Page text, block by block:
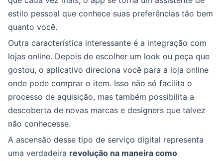
estilo pessoal que conhece suas preferências tão bem
quanto você.
Outra característica interessante é a integração com
lojas online. Depois de escolher um look ou peça que
gostou, o aplicativo direciona você para a loja online
onde pode comprar o item. Isso não só facilita o
processo de aquisição, mas também possibilita a
descoberta de novas marcas e designers que talvez
não conhecesse.
A ascensão desse tipo de serviço digital representa
uma verdadeira revolução na maneira como